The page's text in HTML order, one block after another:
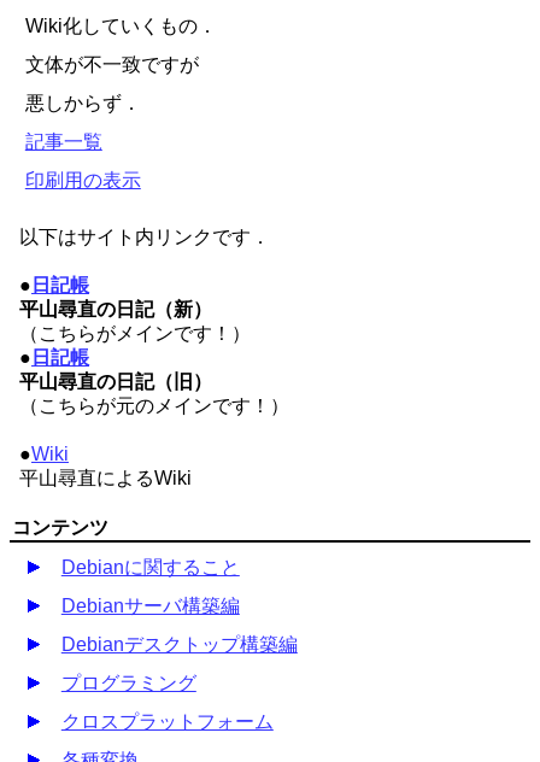
Wiki化していくもの．
文体が不一致ですが
悪しからず．
記事一覧
印刷用の表示
以下はサイト内リンクです．
● 日記帳
平山尋直の日記（新）
（こちらがメインです！）
● 日記帳
平山尋直の日記（旧）
（こちらが元のメインです！）
●Wiki
平山尋直によるWiki
コンテンツ
Debianに関すること
Debianサーバ構築編
Debianデスクトップ構築編
プログラミング
クロスプラットフォーム